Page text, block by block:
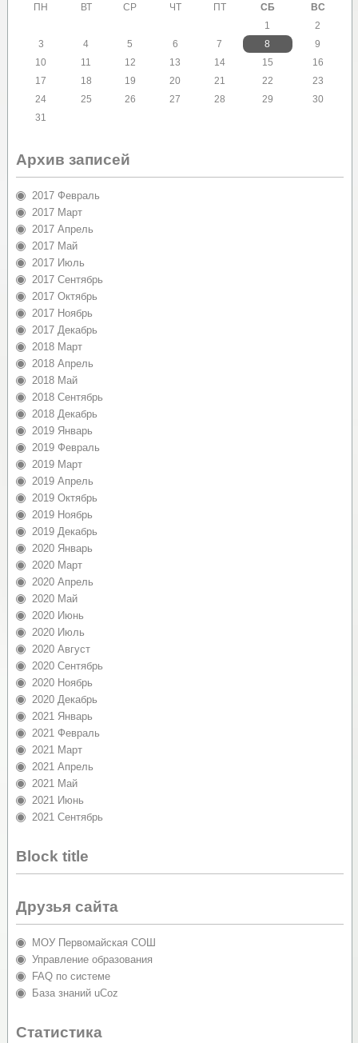
ПН
ВТ СР ЧТ ПТ СБ
ВС
1
2
3
4 5 6 7 8
9
10
11 12 13 14 15
16
17
18 19 20 21 22
23
24
25 26 27 28 29
30
31
Архив записей
2017 Февраль
2017 Март
2017 Апрель
2017 Май
2017 Июль
2017 Сентябрь
2017 Октябрь
2017 Ноябрь
2017 Декабрь
2018 Март
2018 Апрель
2018 Май
2018 Сентябрь
2018 Декабрь
2019 Январь
2019 Февраль
2019 Март
2019 Апрель
2019 Октябрь
2019 Ноябрь
2019 Декабрь
2020 Январь
2020 Март
2020 Апрель
2020 Май
2020 Июнь
2020 Июль
2020 Август
2020 Сентябрь
2020 Ноябрь
2020 Декабрь
2021 Январь
2021 Февраль
2021 Март
2021 Апрель
2021 Май
2021 Июнь
2021 Сентябрь
Block title
Друзья сайта
МОУ Первомайская СОШ
Управление образования
FAQ по системе
База знаний uCoz
Статистика